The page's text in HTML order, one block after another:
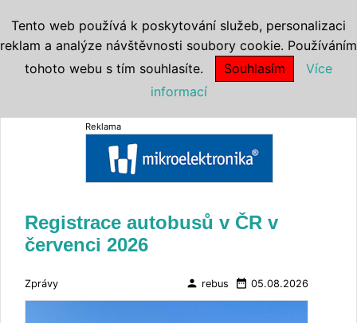
Reklama
Registrace autobusů v ČR v
červenci 2026
Zprávy person rebus date_range 05.08.2026
Tento web používá k poskytování služeb, personalizaci
reklam a analýze návštěvnosti soubory cookie. Používáním
tohoto webu s tím souhlasíte.
Souhlasím
Více
informací